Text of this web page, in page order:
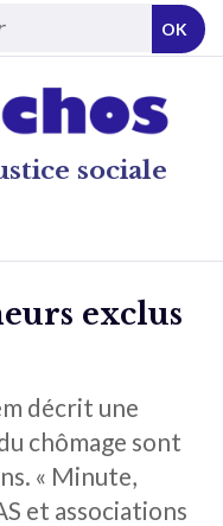
sociale
OK
exclus
décrit une
chômage sont
« Minute,
et associations